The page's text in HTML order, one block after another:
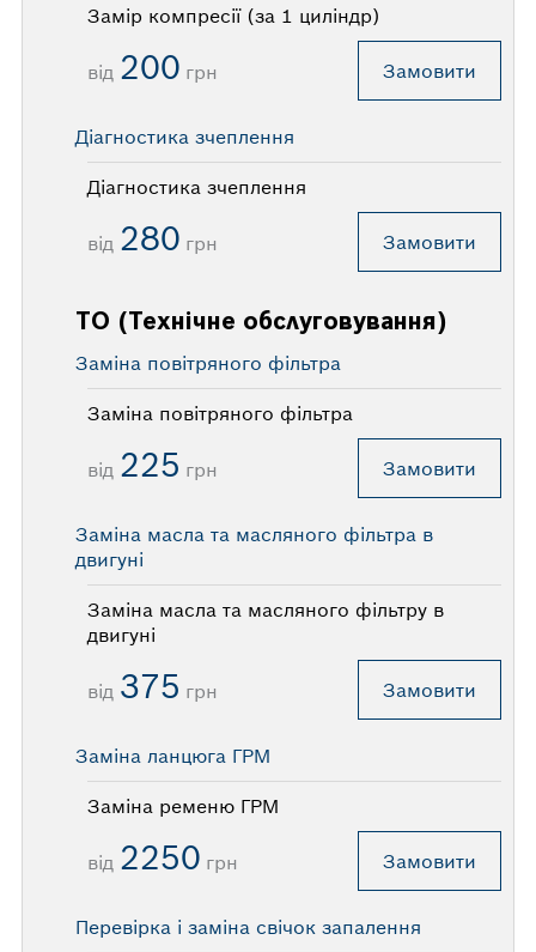
Замір компресії (за 1 циліндр)
від 200 грн Замовити
Діагностика зчеплення
Діагностика зчеплення
від 280 грн Замовити
ТО (Технічне обслуговування)
Заміна повітряного фільтра
Заміна повітряного фільтра
від 225 грн Замовити
Заміна масла та масляного фільтра в
двигуні
Заміна масла та масляного фільтру в
двигуні
від 375 грн Замовити
Заміна ланцюга ГРМ
Заміна ременю ГРМ
від 2250 грн Замовити
Перевірка і заміна свічок запалення